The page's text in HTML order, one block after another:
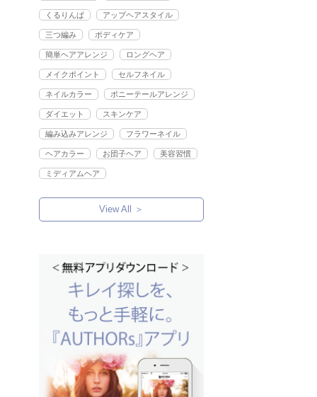
くるりんぱ アップヘアスタイル
三つ編み ボディケア
簡単ヘアアレンジ ロングヘア
メイクポイント セルフネイル
ネイルカラー ポニーテールアレンジ
ダイエット スキンケア
編み込みアレンジ フラワーネイル
ヘアカラー お団子ヘア 美容習慣
ミディアムヘア
View All ＞